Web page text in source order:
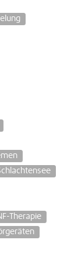
Therapie